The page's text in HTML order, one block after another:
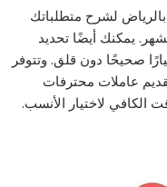
لشرح متطلباتك
يمكنك أيضًا تحديد
صحيحًا دون قلق. وتتوفر
عاملات محترفات
الكافي لاختيار الأنسب.